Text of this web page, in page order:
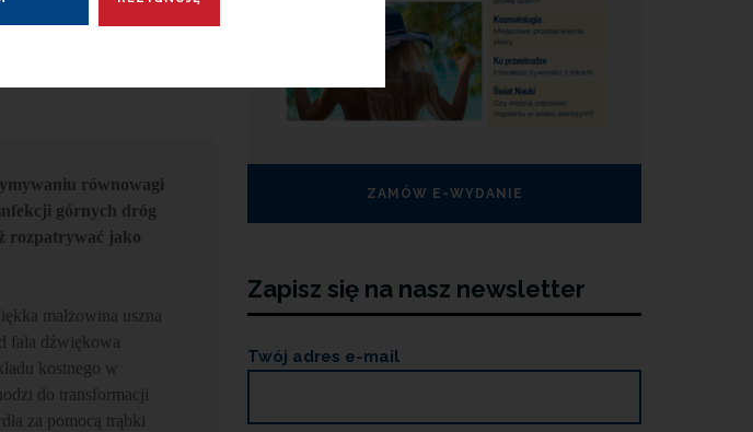
równowagi
górnych dróg
rozpatrywać jako
małżowina uszna
fala dźwiękowa
kostnego w
do transformacji
za pomocą trąbki
ZAMÓW E-WYDANIE
Zapisz się na nasz newsletter
Twój adres e-mail